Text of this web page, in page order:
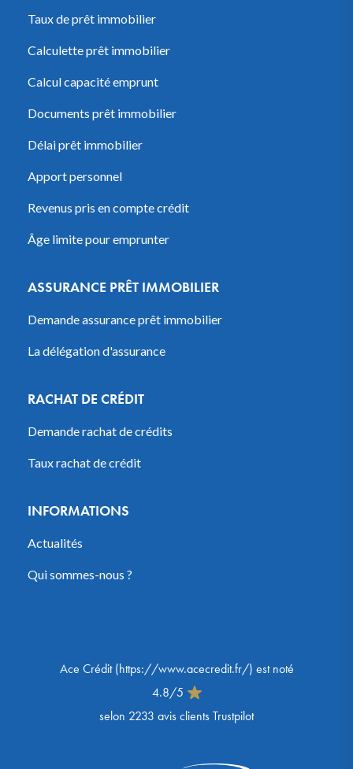
Taux de prêt immobilier
Calculette prêt immobilier
Calcul capacité emprunt
Documents prêt immobilier
Délai prêt immobilier
Apport personnel
Revenus pris en compte crédit
Âge limite pour emprunter
ASSURANCE PRÊT IMMOBILIER
Demande assurance prêt immobilier
La délégation d'assurance
RACHAT DE CRÉDIT
Demande rachat de crédits
Taux rachat de crédit
INFORMATIONS
Actualités
Qui sommes-nous ?
Ace Crédit(https://www.acecredit.fr/) est noté
4.8/5
selon 2233 avis clients Trustpilot